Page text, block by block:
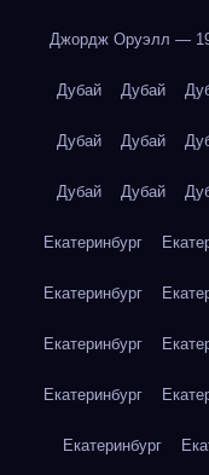
Джордж Оруэлл —
Дубай Дубай
Дубай Дубай
Дубай Дубай
Екатеринбург
Екатеринбург
Екатеринбург
Екатеринбург
Екатеринбург